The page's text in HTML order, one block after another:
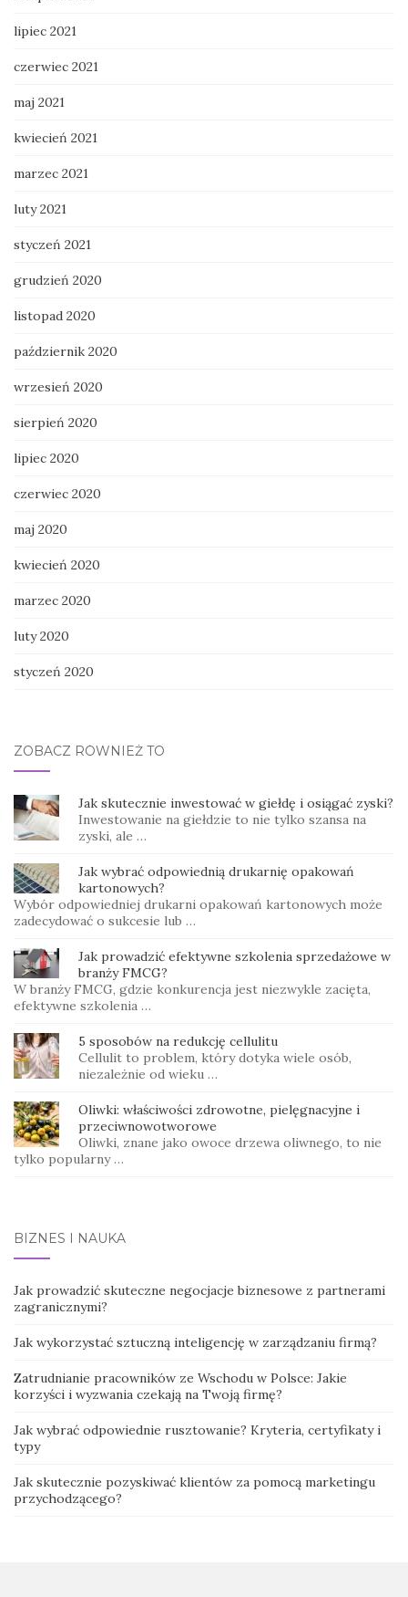
lipiec 2021
czerwiec 2021
maj 2021
kwiecień 2021
marzec 2021
luty 2021
styczeń 2021
grudzień 2020
listopad 2020
październik 2020
wrzesień 2020
sierpień 2020
lipiec 2020
czerwiec 2020
maj 2020
kwiecień 2020
marzec 2020
luty 2020
styczeń 2020
ZOBACZ RÓWNIEŻ TO
Jak skutecznie inwestować w giełdę i osiągać zyski?
Inwestowanie na giełdzie to nie tylko szansa na
zyski, ale …
Jak wybrać odpowiednią drukarnię opakowań
kartonowych?
Wybór odpowiedniej drukarni opakowań kartonowych może
zadecydować o sukcesie lub …
Jak prowadzić efektywne szkolenia sprzedażowe w
branży FMCG?
W branży FMCG, gdzie konkurencja jest niezwykle zacięta,
efektywne szkolenia …
5 sposobów na redukcję cellulitu
Cellulit to problem, który dotyka wiele osób,
niezależnie od wieku …
Oliwki: właściwości zdrowotne, pielęgnacyjne i
przeciwnowotworowe
Oliwki, znane jako owoce drzewa oliwnego, to nie
tylko popularny …
BIZNES I NAUKA
Jak prowadzić skuteczne negocjacje biznesowe z partnerami
zagranicznymi?
Jak wykorzystać sztuczną inteligencję w zarządzaniu firmą?
Zatrudnianie pracowników ze Wschodu w Polsce: Jakie
korzyści i wyzwania czekają na Twoją firmę?
Jak wybrać odpowiednie rusztowanie? Kryteria, certyfikaty i
typy
Jak skutecznie pozyskiwać klientów za pomocą marketingu
przychodzącego?